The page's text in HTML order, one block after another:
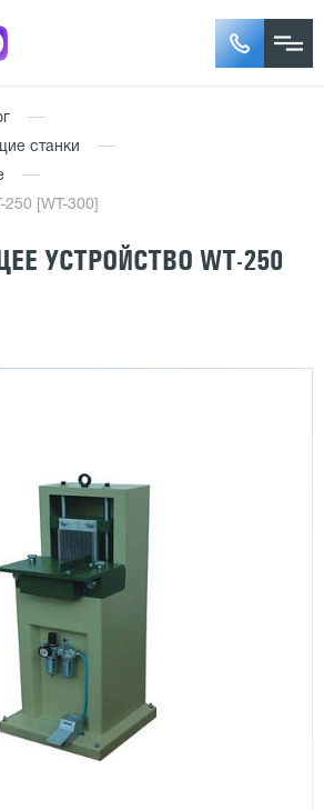
станки
[WT-300]
УСТРОЙСТВО WT-250